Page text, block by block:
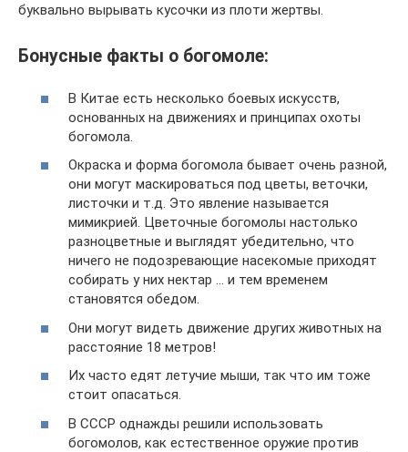
буквально вырывать кусочки из плоти жертвы.
Бонусные факты о богомоле:
В Китае есть несколько боевых искусств,
основанных на движениях и принципах охоты
богомола.
Окраска и форма богомола бывает очень разной,
они могут маскироваться под цветы, веточки,
листочки и т.д. Это явление называется
мимикрией. Цветочные богомолы настолько
разноцветные и выглядят убедительно, что
ничего не подозревающие насекомые приходят
собирать у них нектар … и тем временем
становятся обедом.
Они могут видеть движение других животных на
расстояние 18 метров!
Их часто едят летучие мыши, так что им тоже
стоит опасаться.
В СССР однажды решили использовать
богомолов, как естественное оружие против